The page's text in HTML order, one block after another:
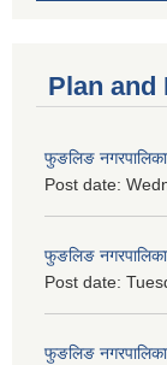
Plan and
फुङलिङ
Post date:
फुङलिङ
Post date:
फुङलिङ